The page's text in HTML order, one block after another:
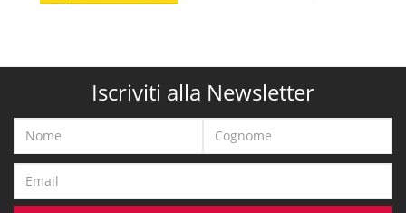
Iscriviti alla Newsletter